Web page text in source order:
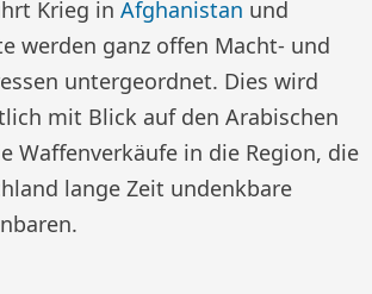
Krieg in Afghanistan und
werden ganz offen Macht- und
untergeordnet. Dies wird
mit Blick auf den Arabischen
Waffenverkäufe in die Region, die
lange Zeit undenkbare